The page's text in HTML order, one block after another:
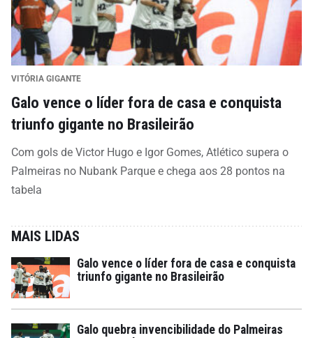
VITÓRIA GIGANTE
Galo vence o líder fora de casa e conquista
triunfo gigante no Brasileirão
Com gols de Victor Hugo e Igor Gomes, Atlético supera o
Palmeiras no Nubank Parque e chega aos 28 pontos na
tabela
MAIS LIDAS
Galo vence o líder fora de casa e conquista
triunfo gigante no Brasileirão
Galo quebra invencibilidade do Palmeiras